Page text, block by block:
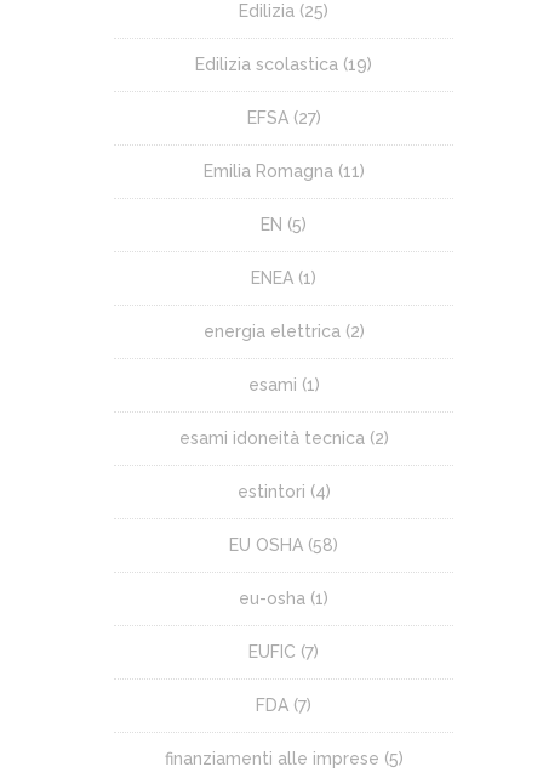
Edilizia (25)
Edilizia scolastica (19)
EFSA(27)
Emilia Romagna (11)
EN (5)
ENEA (1)
energia elettrica (2)
esami (1)
esami idoneità tecnica (2)
estintori (4)
EU OSHA (58)
eu-osha (1)
EUFIC (7)
FDA (7)
finanziamenti alle imprese (5)